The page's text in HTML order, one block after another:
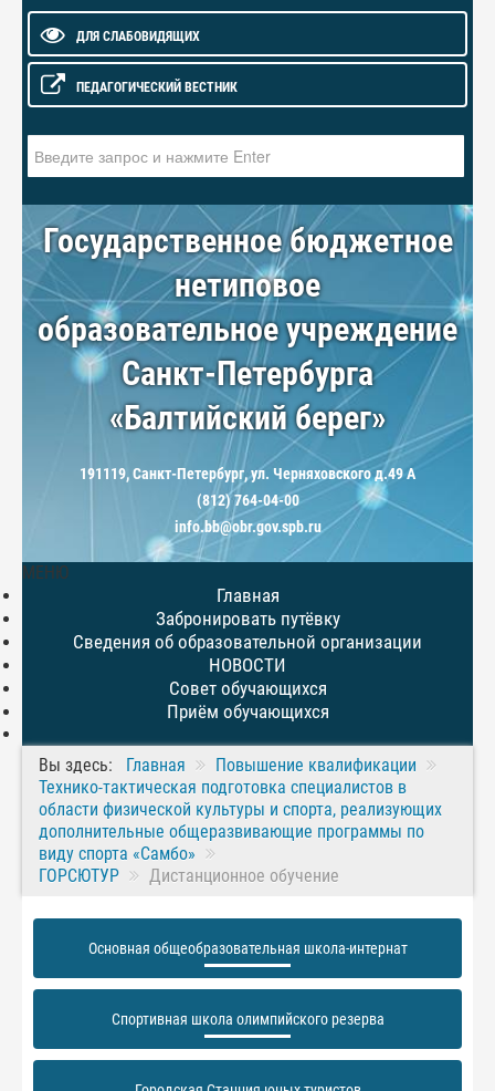
ДЛЯ СЛАБОВИДЯЩИХ
ПЕДАГОГИЧЕСКИЙ ВЕСТНИК
Государственное бюджетное
нетиповое
образовательное учреждение
Санкт-Петербурга
«Балтийский берег»
191119, Санкт-Петербург, ул. Черняховского д.49 А
(812) 764-04-00
info.bb@obr.gov.spb.ru
МЕНЮ
Главная
Забронировать путёвку
Сведения об образовательной организации
НОВОСТИ
Совет обучающихся
Приём обучающихся
Вы здесь: Главная
Повышение квалификации
Технико-тактическая подготовка специалистов в
области физической культуры и спорта, реализующих
дополнительные общеразвивающие программы по
виду спорта «Самбо»
ГОРСЮТУР
Дистанционное обучение
Основная общеобразовательная школа-интернат
Спортивная школа олимпийского резерва